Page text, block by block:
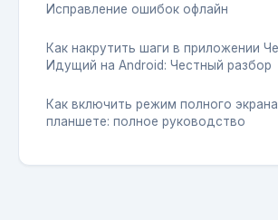
Исправление ошибок офлайн
Как накрутить шаги в приложении
Идущий на Android: Честный разбор
Как включить режим полного
планшете: полное руководство